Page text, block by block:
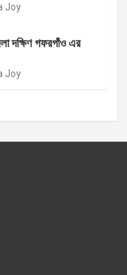
Joy
দক্ষিণ গফরগাঁও এর
Joy